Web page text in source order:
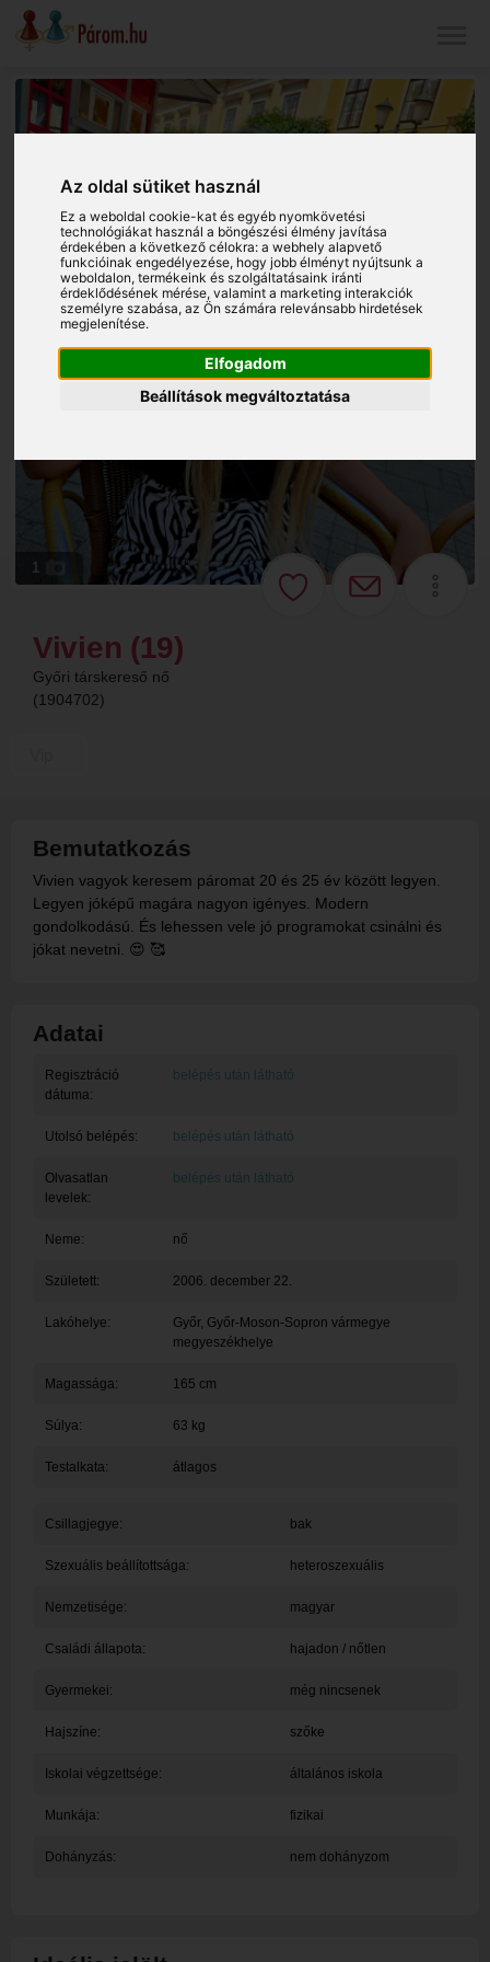
Az oldal sütiket használ
Ez a weboldal cookie-kat és egyéb nyomkövetési
technológiákat használ a böngészési élmény javítása
érdekében a következő célokra:a webhely alapvető
funkcióinak engedélyezése, hogy jobb élményt nyújtsunk a
weboldalon,termékeink és szolgáltatásaink iránti
érdeklődésének mérése, valamint a marketing interakciók
személyre szabása,az Ön számára relevánsabb hirdetések
megjelenítése.
Elfogadom
Beállítások megváltoztatása
1
Vivien (19)
Győri társkereső nő
(1904702)
Bemutatkozás
Vivien vagyok keresem páromat 20 és 25 év között legyen.
Legyen jóképű magára nagyon igényes. Modern
gondolkodású. És lehessen vele jó programokat csinálni és
jókat nevetni. 😍 🥰
Adatai
Regisztráció
dátuma:
belépés után látható
Utolsó belépés: belépés után látható
Olvasatlan
levelek:
belépés után látható
Neme: nő
Született: 2006. december 22.
Lakóhelye: Győr, Győr-Moson-Sopron vármegye
megyeszékhelye
Magassága: 165 cm
Súlya: 63 kg
Testalkata: átlagos
Csillagjegye: bak
Szexuális beállítottsága: heteroszexuális
Nemzetisége: magyar
Családi állapota: hajadon / nőtlen
Gyermekei: még nincsenek
Hajszíne: szőke
Iskolai végzettsége: általános iskola
Munkája: fizikai
Dohányzás: nem dohányzom